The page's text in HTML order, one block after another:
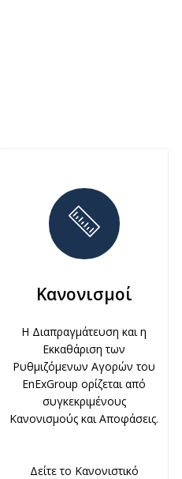
Κανονισμοί
Η Διαπραγμάτευση και η
Εκκαθάριση των
Ρυθμιζόμενων Αγορών του
EnExGroup ορίζεται από
συγκεκριμένους
Κανονισμούς και Αποφάσεις.
Δείτε το Κανονιστικό